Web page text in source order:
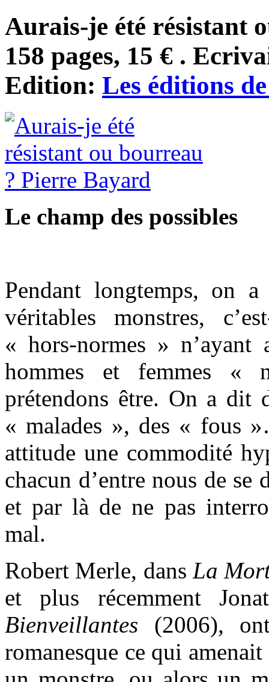
Aurais-je été résistant
158 pages, 15 € .
Edition: Les éditions
Le champ des possibles
Pendant longtemps, on
véritables monstres,
« hors-normes » n’ayant
hommes et femmes «
prétendons être. On a dit
« malades », des « fous
attitude une commodité
chacun d’entre nous de se
et par là de ne pas
mal.
Robert Merle, dans La
et plus récemment
Bienveillantes (2006),
romanesque ce qui